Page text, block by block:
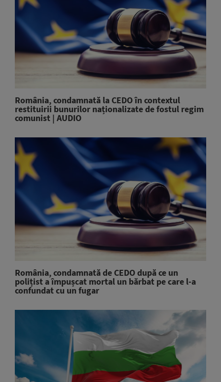
România, condamnată la CEDO în contextul
restituirii bunurilor naționalizate de fostul regim
comunist | AUDIO
România, condamnată de CEDO după ce un
polițist a împușcat mortal un bărbat pe care l-a
confundat cu un fugar